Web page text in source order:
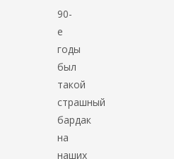
90-
е
годы
был
такой
страшный
бардак
на
наших